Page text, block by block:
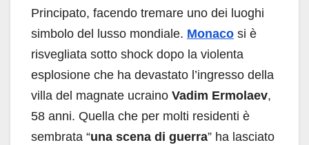
Principato, facendo tremare uno dei luoghi
simbolo del lusso mondiale. Monaco si è
risvegliata sotto shock dopo la violenta
esplosione che ha devastato l’ingresso della
villa del magnate ucraino Vadim Ermolaev,
58 anni. Quella che per molti residenti è
sembrata “una scena di guerra” ha lasciato